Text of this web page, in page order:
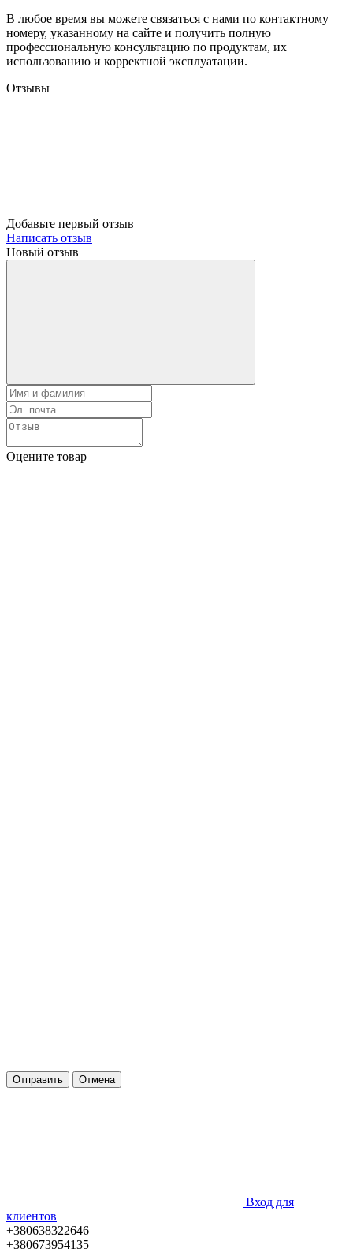
В любое время вы можете связаться с нами по контактному
номеру, указанному на сайте и получить полную
профессиональную консультацию по продуктам, их
использованию и корректной эксплуатации.
Отзывы
Добавьте первый отзыв
Написать отзыв
Новый отзыв
Оцените товар
Отправить Отмена
Вход для
клиентов
+380638322646
+380673954135